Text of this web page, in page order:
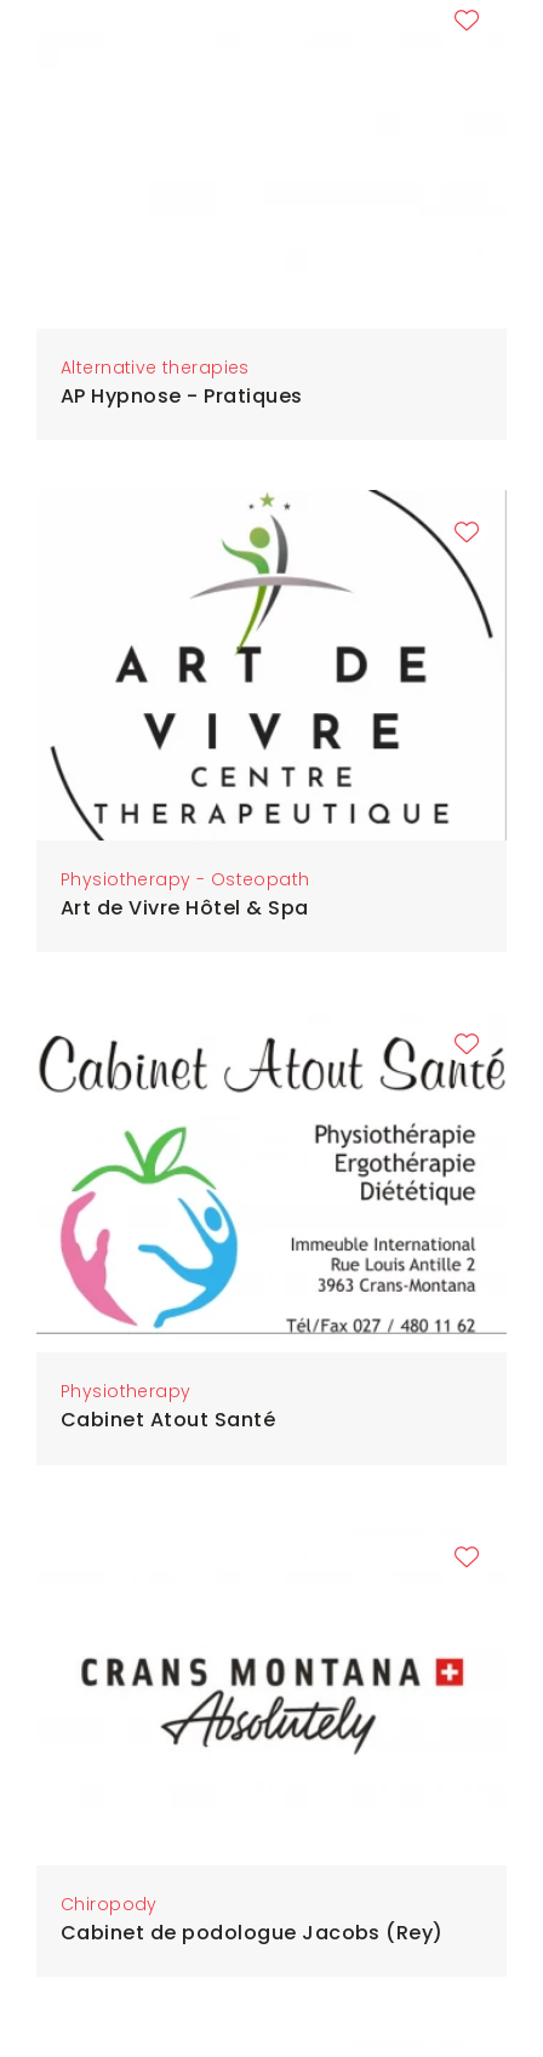
Alternative therapies
AP Hypnose - Pratiques
Physiotherapy - Osteopath
Art de Vivre Hôtel & Spa
Physiotherapy
Cabinet Atout Santé
Chiropody
Cabinet de podologue Jacobs (Rey)